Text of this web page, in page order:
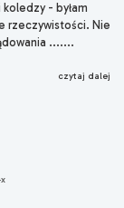
- byłam
rzeczywistości. Nie
.......
czytaj dalej